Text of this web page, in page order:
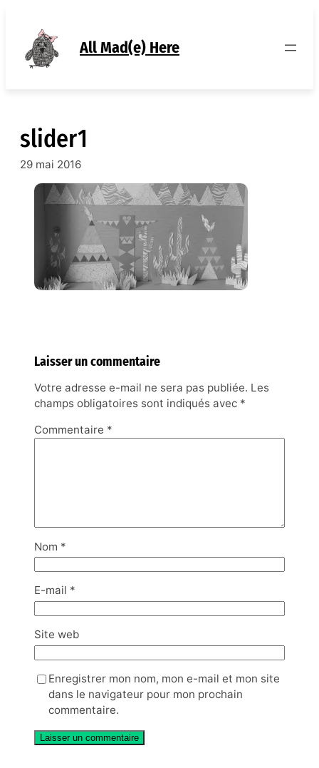
contenu
All Mad(e) Here
slider1
29 mai 2016
Laisser un commentaire
Votre adresse e-mail ne sera pas publiée. Les
champs obligatoires sont indiqués avec *
Commentaire *
Nom *
E-mail *
Site web
Enregistrer mon nom, mon e-mail et mon site
dans le navigateur pour mon prochain
commentaire.